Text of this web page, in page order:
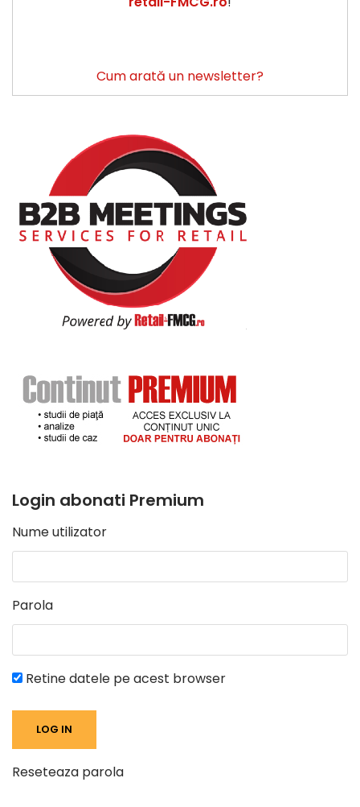
Cum arată un newsletter?
Login abonati Premium
Nume utilizator
Parola
Retine datele pe acest browser
Reseteaza parola